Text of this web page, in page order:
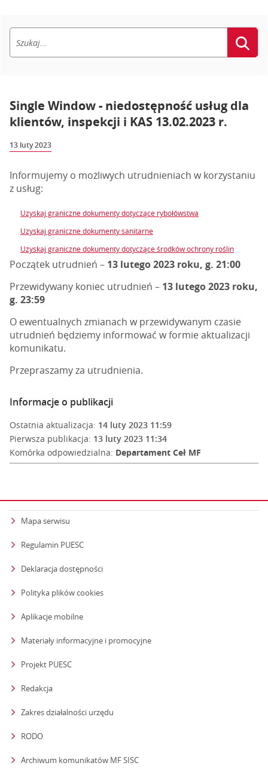
Single Window - niedostępność usług dla
klientów, inspekcji i KAS 13.02.2023 r.
13 luty 2023
Informujemy o możliwych utrudnieniach w korzystaniu
z usług:
Uzyskaj graniczne dokumenty dotyczące rybołówstwa
Uzyskaj graniczne dokumenty sanitarne
Uzyskaj graniczne dokumenty dotyczące środków ochrony roślin
Początek utrudnień – 13 lutego 2023 roku, g. 21:00
Przewidywany koniec utrudnień – 13 lutego 2023 roku,
g. 23:59
O ewentualnych zmianach w przewidywanym czasie
utrudnień będziemy informować w formie aktualizacji
komunikatu.
Przepraszamy za utrudnienia.
Informacje o publikacji
Ostatnia aktualizacja: 14 luty 2023 11:59
Pierwsza publikacja: 13 luty 2023 11:34
Komórka odpowiedzialna: Departament Ceł MF
Mapa serwisu
Regulamin PUESC
Deklaracja dostępności
Polityka plików cookies
Aplikacje mobilne
Materiały informacyjne i promocyjne
Projekt PUESC
Redakcja
Zakres działalności urzędu
RODO
Archiwum komunikatów MF SISC